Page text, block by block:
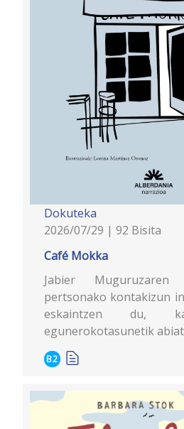
Dokuteka
2026/07/29 | 92 Bisita
Café Mokka
Jabier
pertsonako kontakizun
eskaintzen du,
egunerokotasunetik
B2